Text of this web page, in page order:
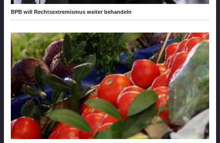
BPB will Rechtsextremismus weiter behandeln